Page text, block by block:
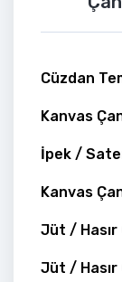
Cüzdan
Kanvas
İpek /
Kanvas
Jüt /
Jüt / Hasır